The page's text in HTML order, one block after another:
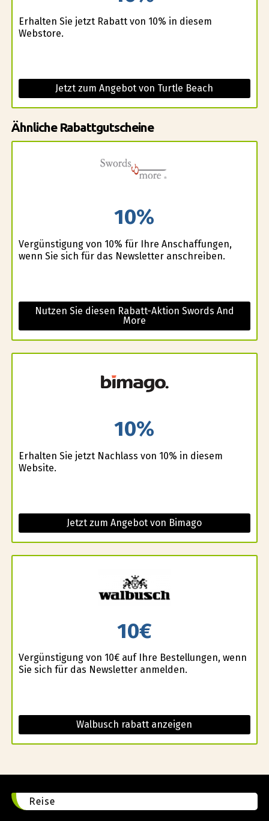
Erhalten Sie jetzt Rabatt von 10% in diesem
Webstore.
Jetzt zum Angebot von Turtle Beach
Ähnliche Rabattgutscheine
10%
Vergünstigung von 10% für Ihre Anschaffungen,
wenn Sie sich für das Newsletter anschreiben.
Nutzen Sie diesen Rabatt-Aktion Swords And
More
10%
Erhalten Sie jetzt Nachlass von 10% in diesem
Website.
Jetzt zum Angebot von Bimago
10€
Vergünstigung von 10€ auf Ihre Bestellungen, wenn
Sie sich für das Newsletter anmelden.
Walbusch rabatt anzeigen
Reise